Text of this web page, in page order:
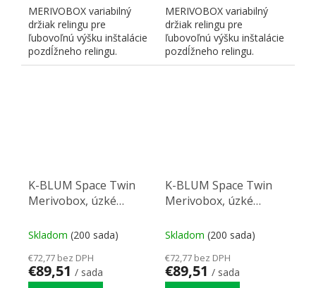
MERIVOBOX variabilný
držiak relingu pre
ľubovoľnú výšku inštalácie
pozdĺžneho relingu.
Vhodné najmä pre
MERIVOBOX variabilný
držiak relingu pre
ľubovoľnú výšku inštalácie
pozdĺžneho relingu.
Vhodné najmä pre
K-BLUM Space Twin
Merivobox, úzké
Skladom (200 sada)
€72,77 bez DPH
€89,51 / sada
K-BLUM Space Twin
Merivobox, úzké
Skladom (200 sada)
€72,77 bez DPH
€89,51 / sada